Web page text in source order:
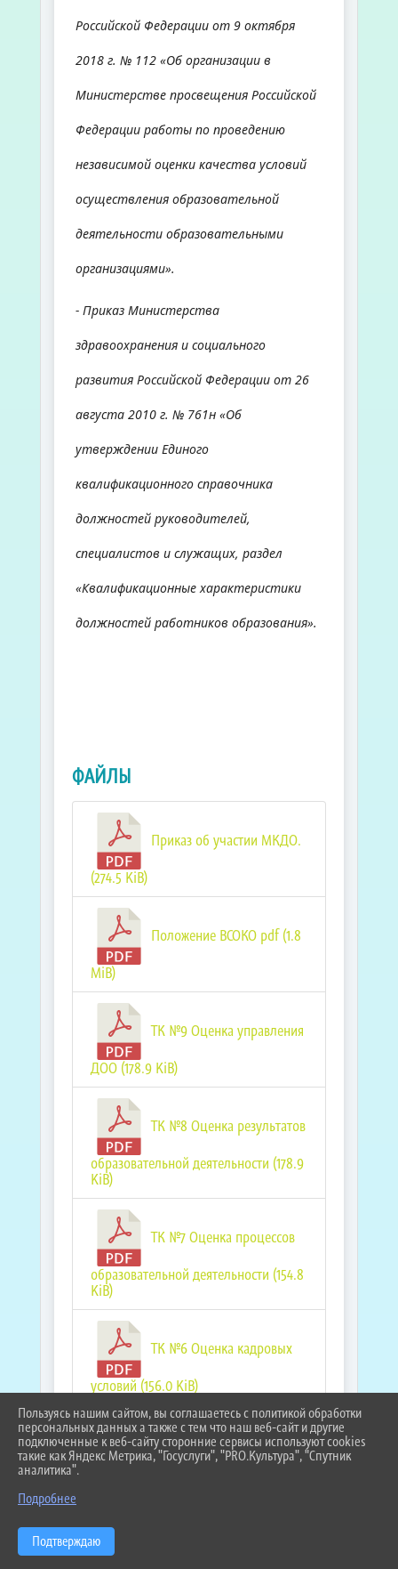
Российской Федерации от 9 октября
2018 г. № 112 «Об организации в
Министерстве просвещения Российской
Федерации работы по проведению
независимой оценки качества условий
осуществления образовательной
деятельности образовательными
организациями».
- Приказ Министерства
здравоохранения и социального
развития Российской Федерации от 26
августа 2010 г. № 761н «Об
утверждении Единого
квалификационного справочника
должностей руководителей,
специалистов и служащих, раздел
«Квалификационные характеристики
должностей работников образования».
ФАЙЛЫ
Приказ об участии МКДО.
(274.5 KiB)
Положение ВСОКО pdf (1.8
MiB)
ТК №9 Оценка управления
ДОО (178.9 KiB)
ТК №8 Оценка результатов
образовательной деятельности (178.9
KiB)
ТК №7 Оценка процессов
образовательной деятельности (154.8
KiB)
ТК №6 Оценка кадровых
условий (156.0 KiB)
ТК №5 Оценка
Пользуясь нашим сайтом, вы соглашаетесь с политикой обработки
персональных данных а также с тем что наш веб-сайт и другие
подключенные к веб-сайту сторонние сервисы используют cookies
такие как Яндекс Метрика, "Госуслуги", "PRO.Культура", "Спутник
аналитика".
Подробнее
Подтверждаю